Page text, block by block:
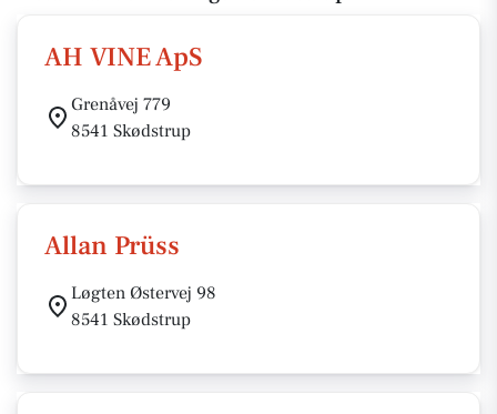
AH VINE ApS
Grenåvej 779
8541 Skødstrup
Allan Prüss
Løgten Østervej 98
8541 Skødstrup